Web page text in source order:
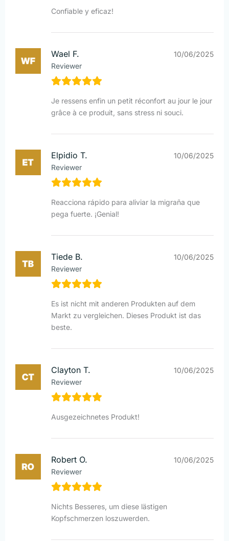
Confiable y eficaz!
Wael F.
Reviewer
10/06/2025
Je ressens enfin un petit réconfort au jour le jour
grâce à ce produit, sans stress ni souci.
Elpidio T.
Reviewer
10/06/2025
Reacciona rápido para aliviar la migraña que
pega fuerte. ¡Genial!
Tiede B.
Reviewer
10/06/2025
Es ist nicht mit anderen Produkten auf dem
Markt zu vergleichen. Dieses Produkt ist das
beste.
Clayton T.
Reviewer
10/06/2025
Ausgezeichnetes Produkt!
Robert O.
Reviewer
10/06/2025
Nichts Besseres, um diese lästigen
Kopfschmerzen loszuwerden.